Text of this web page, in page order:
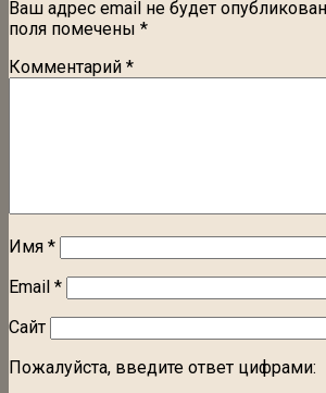
Ваш адрес email не будет
поля помечены *
Комментарий *
Имя *
Email *
Сайт
Пожалуйста, введите ответ цифрами: